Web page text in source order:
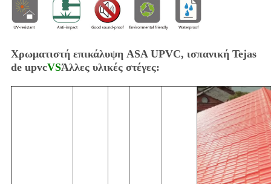
Χρωματιστή επικάλυψη ASA UPVC, ισπανική Tejas
de upvcVSΆλλες υλικές στέγες: